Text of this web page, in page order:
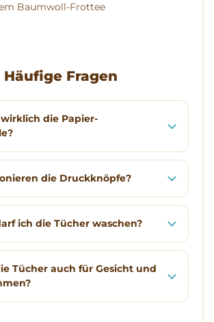
Baumwoll-Frottee
Häufige Fragen
die Papier-
die Druckknöpfe?
ich die Tücher waschen?
Tücher auch für Gesicht und